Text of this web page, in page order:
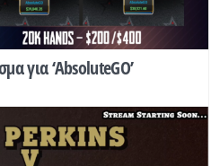
για ‘AbsoluteGO’